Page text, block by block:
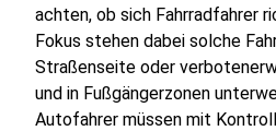
achten, ob sich Fahrradfahrer
Fokus stehen dabei solche
Straßenseite oder
und in Fußgängerzonen
Autofahrer müssen mit